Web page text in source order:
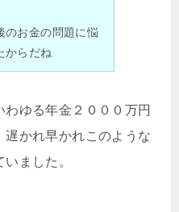
のお金の問題に悩
からだね
ゆる年金２０００万円
遅かれ早かれこのような
ました。